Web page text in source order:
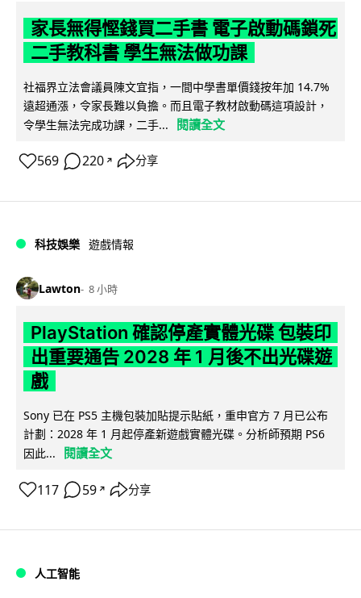
家長無得慳錢買二手書 電子啟動碼鎖死
二手教科書 學生無法做功課
社福界立法會議員陳文宜指，一間中學書單價錢按年加 14.7%
遠超通漲，令家長難以負擔。而且電子教材啟動碼這項設計，
令學生無法完成功課，二手...
閱讀全文
569 220 ↗ 分享
科技娛樂 遊戲情報
Lawton 8 小時
PlayStation 確認停產實體光碟 包裝印
出重要通告 2028 年 1 月後不出光碟遊
戲
Sony 已在 PS5 主機包裝加貼提示貼紙，重申官方 7 月已公布
計劃：2028 年 1 月起停產新遊戲實體光碟。分析師預期 PS6
因此...
閱讀全文
117 59 ↗ 分享
人工智能